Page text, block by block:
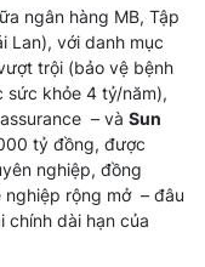
ngân hàng MB, Tập
Lan), với danh mục
trội (bảo vệ bệnh
sức khỏe 4 tỷ/năm),
– và Sun
tỷ đồng, được
nghiệp, đồng
nghiệp rộng mở – đâu
chính dài hạn của